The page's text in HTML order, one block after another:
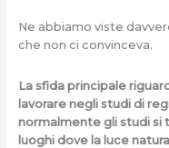
Ne abbiamo viste
che non ci convinceva.
La sfida principale
lavorare negli studi di
normalmente gli studi si
luoghi dove la luce